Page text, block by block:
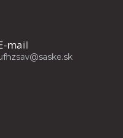
mail